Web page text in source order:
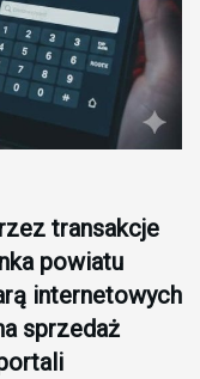
transakcje
powiatu
internetowych
sprzedaż